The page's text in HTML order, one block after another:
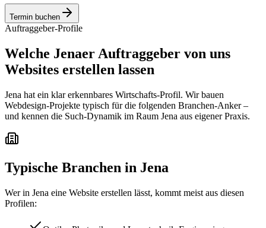
Termin buchen
Auftraggeber-Profile
Welche Jenaer Auftraggeber von uns
Websites erstellen lassen
Jena hat ein klar erkennbares Wirtschafts-Profil. Wir bauen
Webdesign-Projekte typisch für die folgenden Branchen-Anker –
und kennen die Such-Dynamik im Raum Jena aus eigener Praxis.
Typische Branchen in Jena
Wer in Jena eine Website erstellen lässt, kommt meist aus diesen
Profilen: